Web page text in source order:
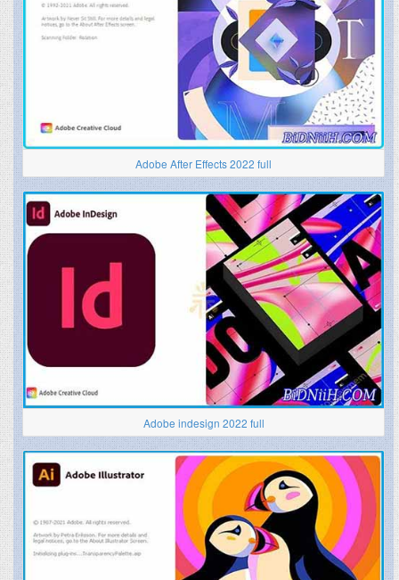
Adobe After Effects 2022 full
Adobe indesign 2022 full